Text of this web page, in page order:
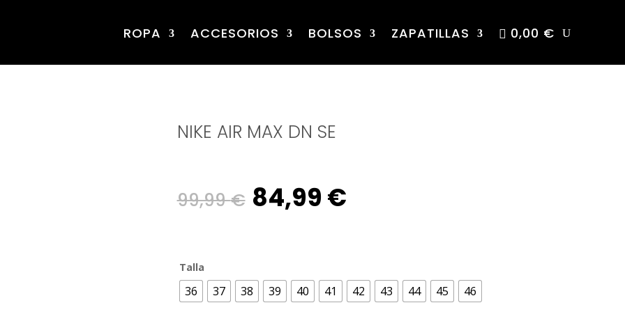
ROPA ACCESORIOS BOLSOS ZAPATILLAS 0,00 €
NIKE AIR MAX DN SE
99,99€ Original
was:
84,99 €Current
is:
Talla
36 37 38 39 40 41 42 43 44 45 46